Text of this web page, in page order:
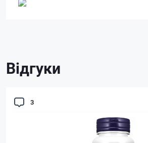
Відгуки
3